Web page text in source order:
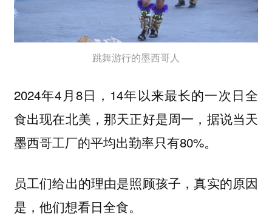
跳舞游行的墨西哥人
2024年4月8日，14年以来最长的一次日全
食出现在北美，那天正好是周一，据说当天
墨西哥工厂的平均出勤率只有80%。
员工们给出的理由是照顾孩子，真实的原因
是，他们想看日全食。